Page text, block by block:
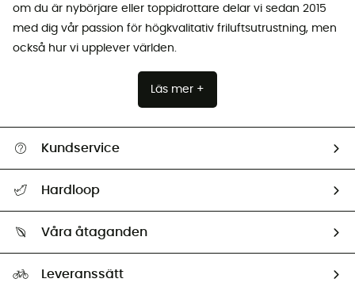
om du är nybörjare eller toppidrottare delar vi sedan 2015
med dig vår passion för högkvalitativ friluftsutrustning, men
också hur vi upplever världen.
Läs mer +
Kundservice
Retur & återbetalning
Hardloop
Ambassadörer
Våra åtaganden
Leveranssätt